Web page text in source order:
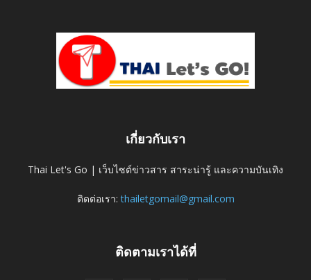
เกี่ยวกับเรา
Thai Let's Go | เว็บไซต์ข่าวสาร สาระน่ารู้ และความบันเทิง
ติดต่อเรา:thailetgomail@gmail.com
ติดตามเราได้ที่